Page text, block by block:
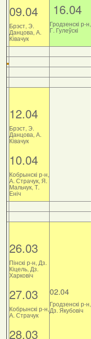
09.04
Брэст, Э.
Данцова, А.
Ківачук
16.04
Гродзенскі р-н,
Г. Гулеўскі
12.04
Брэст, Э.
Данцова, А.
Ківачук
10.04
Кобрынскі р-н,
А. Страчук, Я.
Мальчук, Т.
Еніч
26.03
Пінскі р-н, Дз.
Кіцель, Дз.
Харковіч
27.03
Кобрынскі р-н,
А. Страчук
28.03
02.04
Гродзенскі р-н,
Дз. Якубовіч